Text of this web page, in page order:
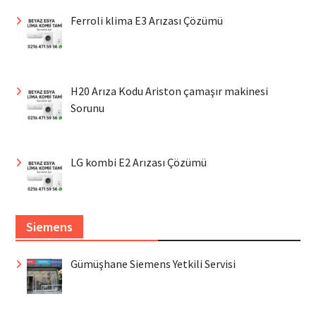
Ferroli klima E3 Arızası Çözümü
H20 Arıza Kodu Ariston çamaşır makinesi
Sorunu
LG kombi E2 Arızası Çözümü
Siemens
Gümüşhane Siemens Yetkili Servisi